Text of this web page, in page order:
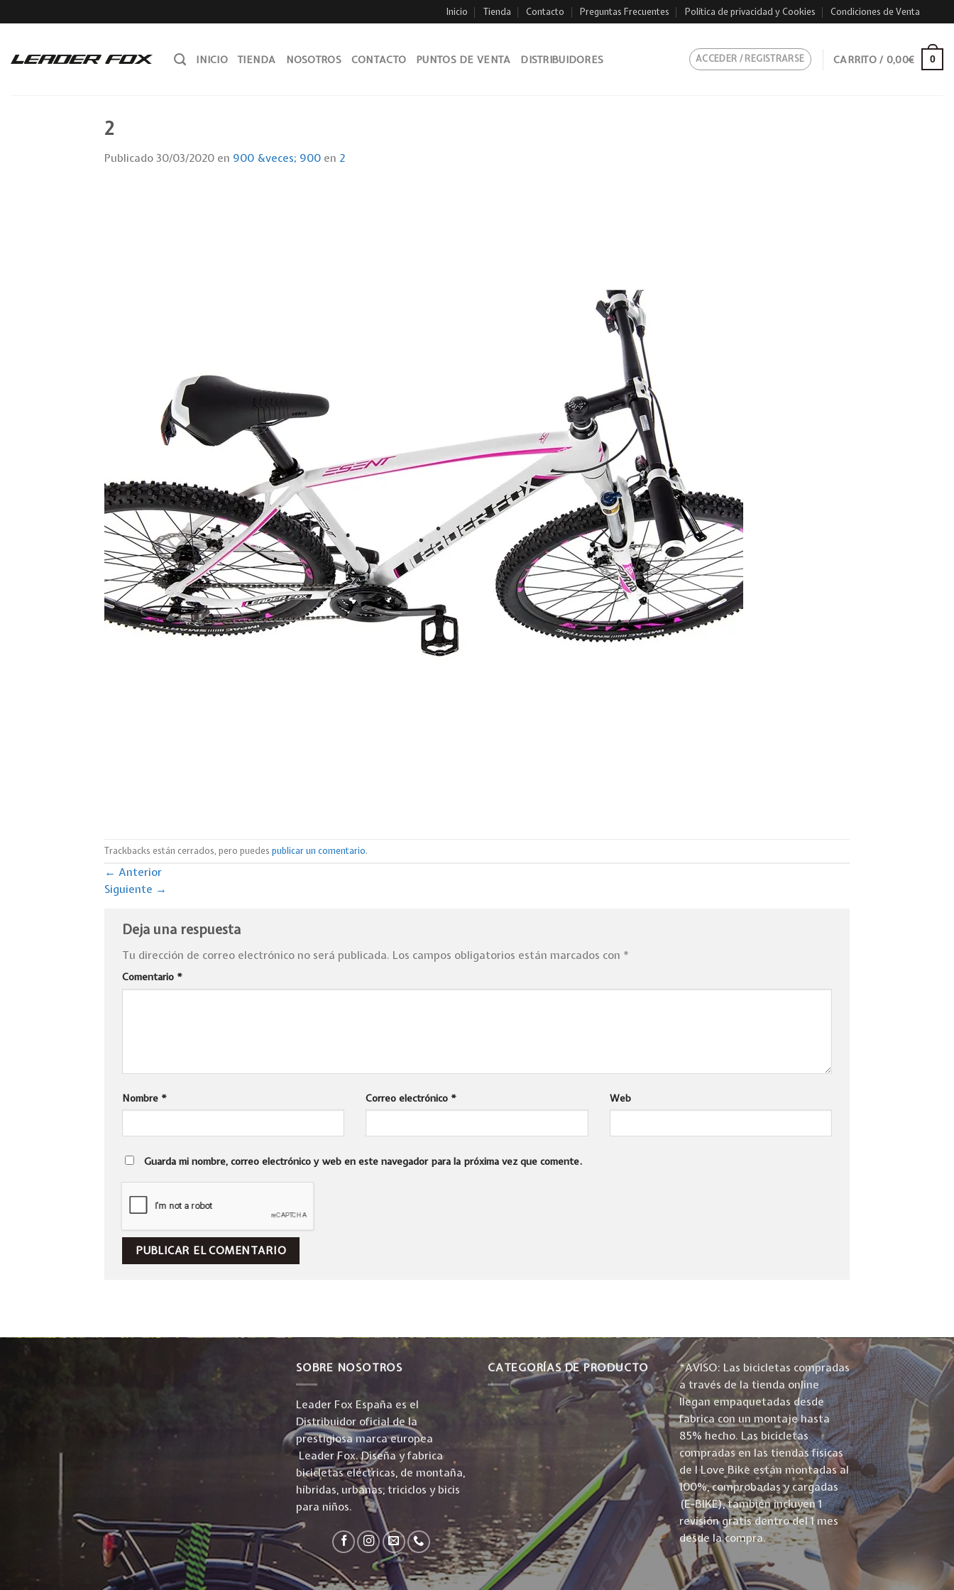
to
Inicio Tienda Contacto Preguntas Frecuentes Política de privacidad y Cookies Condiciones de Venta
INICIO TIENDA NOSOTROS CONTACTO PUNTOS DE VENTA DISTRIBUIDORES ACCEDER / REGISTRARSE CARRITO / 0,00€ 0
2
Publicado30/03/2020 en 900 &veces; 900 en 2
Trackbacks están cerrados, pero puedes publicar un comentario.
← Anterior
Siguiente →
Deja una respuesta
Tu dirección de correo electrónico no será publicada. Los campos obligatorios están marcados con *
Comentario *
Nombre * Correo electrónico * Web
Guarda mi nombre, correo electrónico y web en este navegador para la próxima vez que comente.
SOBRE NOSOTROS
Leader Fox España es el
Distribuidor oficial de la
prestigiosa marca europea
Leader Fox. Diseña y fabrica
bicicletas eléctricas, de montaña,
híbridas, urbanas, triciclos y bicis
para niños.
CATEGORÍAS DE PRODUCTO
*AVISO: Las bicicletas compradas
a través de la tienda online
llegan empaquetadas desde
fabrica con un montaje hasta
85% hecho. Las bicicletas
compradas en las tiendas físicas
de I Love Bike están montadas al
100%, comprobadas y cargadas
(E-BIKE), también incluyen 1
revisión gratis dentro del 1 mes
desde la compra.